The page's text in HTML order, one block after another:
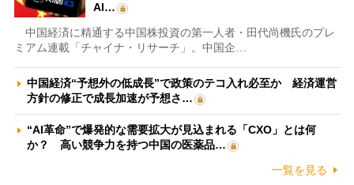
AI…
中国経済に精通する中国株投資の第一人者・田代尚機氏のプレ
ミアム連載「チャイナ・リサーチ」。中国企…
中国経済“予想外の低成長”で政策のテコ入れ必至か 経済運営
方針の修正で成長加速が予想さ…
“AI革命”で爆発的な需要拡大が見込まれる「CXO」とは何
か？ 高い競争力を持つ中国の医薬品…
一覧を見る